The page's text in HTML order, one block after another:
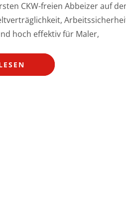
CKW-freien Abbeizer auf
hoch effektiv für Maler,